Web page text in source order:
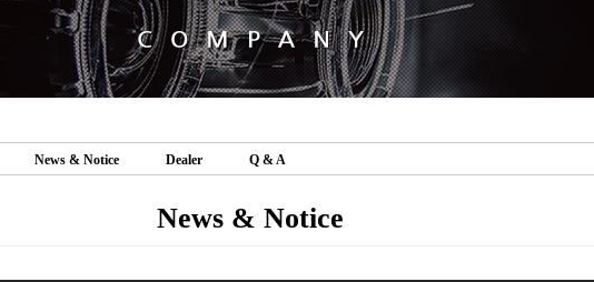
News & Notice Dealer Q & A
News & Notice